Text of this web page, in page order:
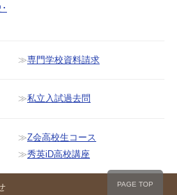
PAGE TOP
専門学校資料請求
私立入試過去問
Z会高校生コース
秀英iD高校講座